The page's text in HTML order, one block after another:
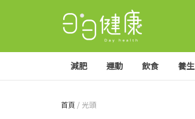
減肥 運動 飲食 養生
首頁 / 光頭